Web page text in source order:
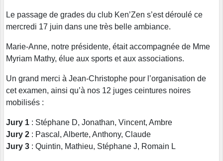
Le passage de grades du club Ken’Zen s’est déroulé ce
mercredi 17 juin dans une très belle ambiance.
Marie-Anne, notre présidente, était accompagnée de Mme
Myriam Mathy, élue aux sports et aux associations.
Un grand merci à Jean-Christophe pour l’organisation de
cet examen, ainsi qu’à nos 12 juges ceintures noires
mobilisés :
Jury 1 : Stéphane D, Jonathan, Vincent, Ambre
Jury 2 : Pascal, Alberte, Anthony, Claude
Jury 3 : Quintin, Mathieu, Stéphane J, Romain L